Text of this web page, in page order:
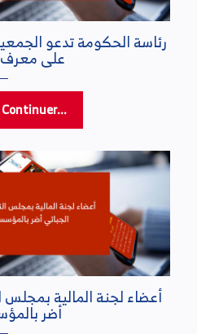
رئاسة الحكومة تدعو
Continuer...
أعضاء لجنة المالية
أضر